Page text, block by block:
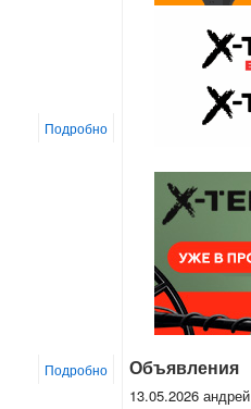
Подробно
Подробно Объявления
13.05.2026 андрей